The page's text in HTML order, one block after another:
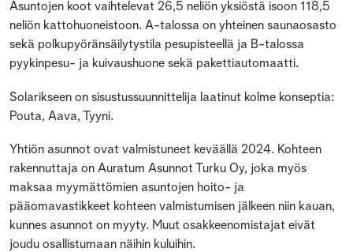
Asuntojen koot vaihtelevat 26,5 neliön yksiöstä isoon 118,5
neliön kattohuoneistoon. A-talossa on yhteinen saunaosasto
sekä polkupyöränsäilytystila pesupisteellä ja B-talossa
pyykinpesu- ja kuivaushuone sekä pakettiautomaatti.
Solarikseen on sisustussuunnittelija laatinut kolme konseptia:
Pouta, Aava, Tyyni.
Yhtiön asunnot ovat valmistuneet keväällä 2024. Kohteen
rakennuttaja on Auratum Asunnot Turku Oy, joka myös
maksaa myymättömien asuntojen hoito- ja
pääomavastikkeet kohteen valmistumisen jälkeen niin kauan,
kunnes asunnot on myyty. Muut osakkeenomistajat eivät
joudu osallistumaan näihin kuluihin.